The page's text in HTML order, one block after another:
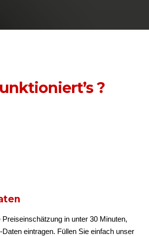
?
in unter 30 Minuten,
Daten eintragen. Füllen Sie einfach unser